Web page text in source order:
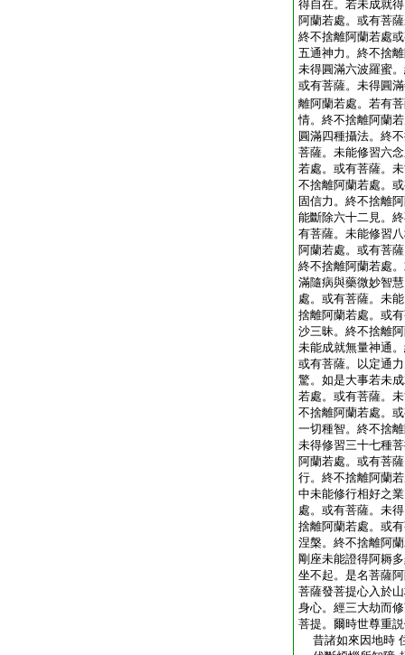
得自在。若未成就
阿蘭若處。或有菩
終不捨離阿蘭若處
五通神力。終不捨
未得圓滿六波羅蜜
或有菩薩。未得圓
離阿蘭若處。若有
情。終不捨離阿蘭
圓滿四種攝法。終
菩薩。未能修習六
若處。或有菩薩。
不捨離阿蘭若處。
固信力。終不捨離
能斷除六十二見。
有菩薩。未能修習
阿蘭若處。或有菩
終不捨離阿蘭若處
滿隨病與藥微妙智
處。或有菩薩。未
捨離阿蘭若處。或
沙三昧。終不捨離
未能成就無量神通
或有菩薩。以定通
驚。如是大事若未
若處。或有菩薩。
不捨離阿蘭若處。
一切種智。終不捨
未得修習三十七種
阿蘭若處。或有菩
行。終不捨離阿蘭
中未能修行相好之
處。或有菩薩。未
捨離阿蘭若處。或
涅槃。終不捨離阿
剛座未能證得阿耨
坐不起。是名菩薩
菩薩發菩提心入於
身心。經三大劫而
菩提。爾時世尊重
昔諸如來因地時